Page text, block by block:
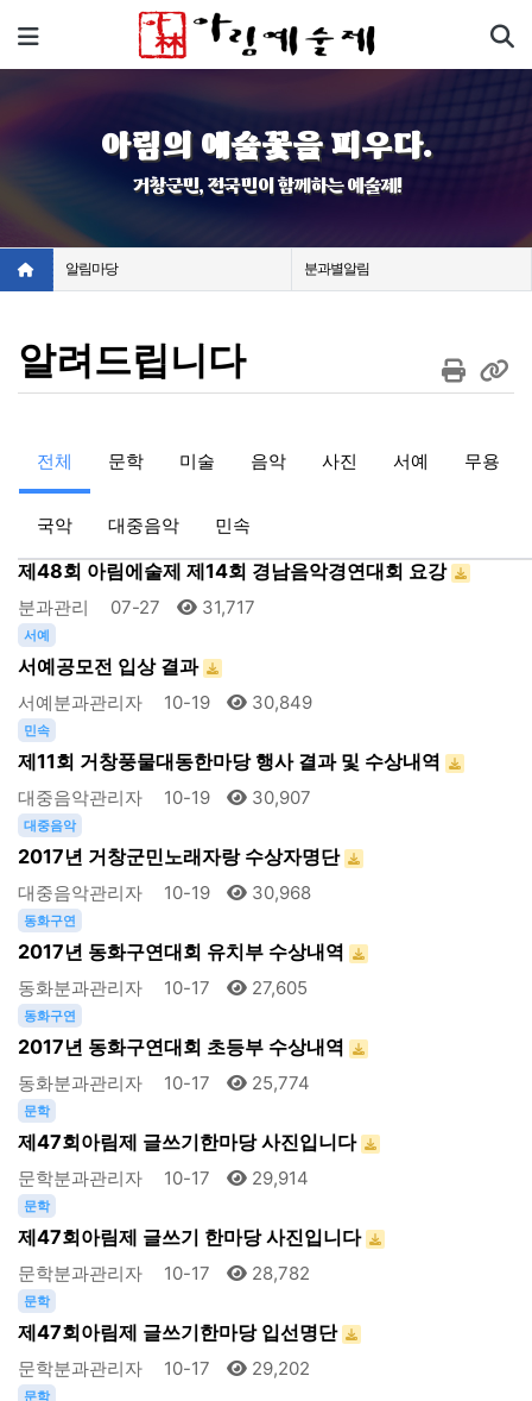
메뉴
아림의 예술꽃을 피우다.
거창군민, 전국민이 함께하는 예술제!
알림마당 분과별알림
알려드립니다
전체 문학 미술 음악 사진 서예 무용
국악 대중음악 민속
서예공모대전 개최요강
분과관리 07-31 32,443
제48회 아림에술제 제14회 경남음악경연대회 요강
분과관리 07-27 31,717
서예
서예공모전 입상 결과
서예분과관리자 10-19 30,849
민속
제11회 거창풍물대동한마당 행사 결과 및 수상내역
대중음악관리자 10-19 30,907
대중음악
2017년 거창군민노래자랑 수상자명단
대중음악관리자 10-19 30,968
동화구연
2017년 동화구연대회 유치부 수상내역
동화분과관리자 10-17 27,605
동화구연
2017년 동화구연대회 초등부 수상내역
동화분과관리자 10-17 25,774
문학
제47회아림제 글쓰기한마당 사진입니다
문학분과관리자 10-17 29,914
문학
제47회아림제 글쓰기 한마당 사진입니다
문학분과관리자 10-17 28,782
문학
제47회아림제 글쓰기한마당 입선명단
문학분과관리자 10-17 29,202
문학